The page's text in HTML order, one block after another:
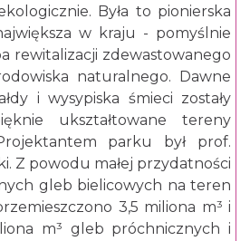
Była to pionierska
w kraju - pomyślnie
rewitalizacji zdewastowanego
naturalnego. Dawne
i wysypiska śmieci zostały
ukształtowane tereny
parku był prof.
Z powodu małej przydatności
gleb bielicowych na teren
3,5 miliona m³ i
m³ gleb próchnicznych i